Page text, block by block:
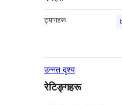
ट्यागहरू
उन्नत दृश्य
रेटिङ्गहरू